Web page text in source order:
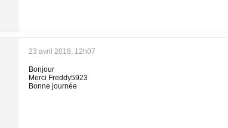
23 avril 2018, 12h07
Bonjour
Merci Freddy5923
Bonne journée